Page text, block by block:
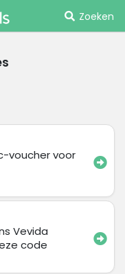
Zoeken
voucher voor
Vevida
code